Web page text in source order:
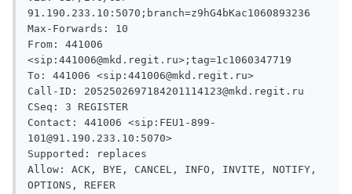
91.190.233.10:5070;branch=z9hG4bKac1060893236
Max-Forwards: 10
From: 441006
<sip:441006@mkd.regit.ru>;tag=1c1060347719
To: 441006 <sip:441006@mkd.regit.ru>
Call-ID: 2052502697184201114123@mkd.regit.ru
CSeq: 3 REGISTER
Contact: 441006 <sip:FEU1-899-
101@91.190.233.10:5070>
Supported: replaces
Allow: ACK, BYE, CANCEL, INFO, INVITE, NOTIFY,
OPTIONS, REFER